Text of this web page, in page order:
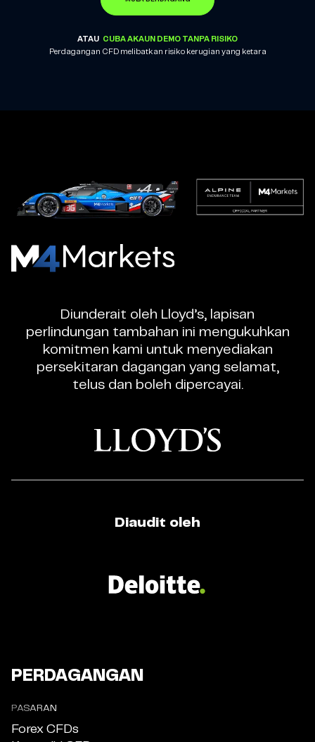
ATAU CUBA AKAUN DEMO TANPA RISIKO
Perdagangan CFD melibatkan risiko kerugian yang ketara
M4Markets
Dagangan
CFD
Berlesen
Diunderait oleh Lloyd’s, lapisan
perlindungan tambahan ini mengukuhkan
komitmen kami untuk menyediakan
persekitaran dagangan yang selamat,
telus dan boleh dipercayai.
Diaudit oleh
PERDAGANGAN
PASARAN
Forex CFDs